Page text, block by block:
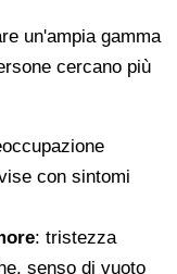
un'ampia gamma
cercano più
con sintomi
: tristezza
senso di vuoto